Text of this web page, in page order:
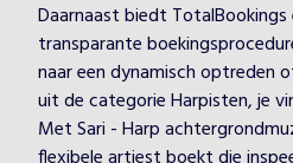
Daarnaast biedt
transparante
naar een dynamisch optreden
uit de categorie Harpisten, je
Met Sari - Harp